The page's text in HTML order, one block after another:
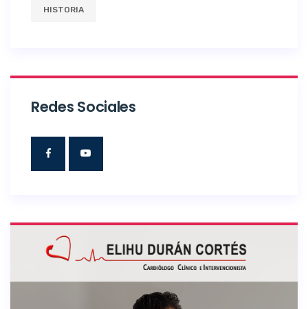
HISTORIA
Redes Sociales